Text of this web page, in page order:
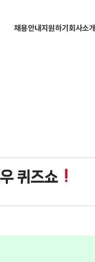
채용안내지원하기 회사소개
퀴즈쇼